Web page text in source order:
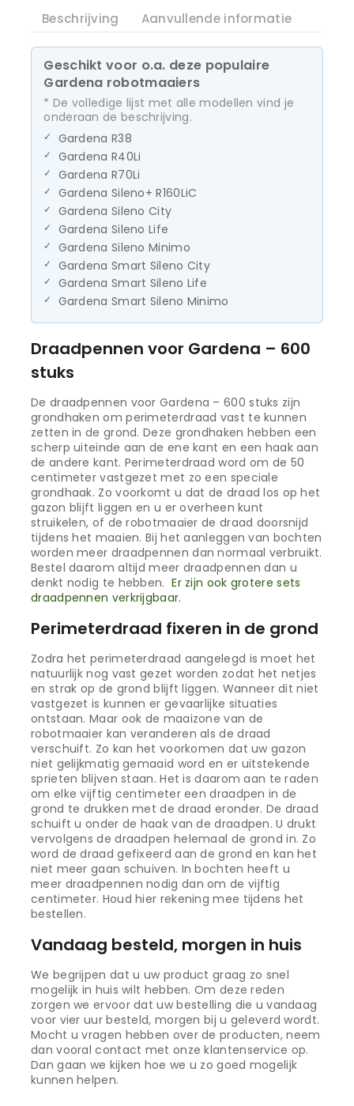
Beschrijving Aanvullende informatie
Geschikt voor o.a. deze populaire
Gardena robotmaaiers
* De volledige lijst met alle modellen vind je
onderaan de beschrijving.
Gardena R38
Gardena R40Li
Gardena R70Li
Gardena Sileno+ R160LiC
Gardena Sileno City
Gardena Sileno Life
Gardena Sileno Minimo
Gardena Smart Sileno City
Gardena Smart Sileno Life
Gardena Smart Sileno Minimo
Draadpennen voor Gardena – 600
stuks
De draadpennen voor Gardena – 600 stuks zijn
grondhaken om perimeterdraad vast te kunnen
zetten in de grond. Deze grondhaken hebben een
scherp uiteinde aan de ene kant en een haak aan
de andere kant. Perimeterdraad word om de 50
centimeter vastgezet met zo een speciale
grondhaak. Zo voorkomt u dat de draad los op het
gazon blijft liggen en u er overheen kunt
struikelen, of de robotmaaier de draad doorsnijd
tijdens het maaien. Bij het aanleggen van bochten
worden meer draadpennen dan normaal verbruikt.
Bestel daarom altijd meer draadpennen dan u
denkt nodig te hebben.Er zijn ook grotere sets
draadpennen verkrijgbaar.
Perimeterdraad fixeren in de grond
Zodra het perimeterdraad aangelegd is moet het
natuurlijk nog vast gezet worden zodat het netjes
en strak op de grond blijft liggen. Wanneer dit niet
vastgezet is kunnen er gevaarlijke situaties
ontstaan. Maar ook de maaizone van de
robotmaaier kan veranderen als de draad
verschuift. Zo kan het voorkomen dat uw gazon
niet gelijkmatig gemaaid word en er uitstekende
sprieten blijven staan. Het is daarom aan te raden
om elke vijftig centimeter een draadpen in de
grond te drukken met de draad eronder. De draad
schuift u onder de haak van de draadpen. U drukt
vervolgens de draadpen helemaal de grond in. Zo
word de draad gefixeerd aan de grond en kan het
niet meer gaan schuiven. In bochten heeft u
meer draadpennen nodig dan om de vijftig
centimeter. Houd hier rekening mee tijdens het
bestellen.
Vandaag besteld, morgen in huis
We begrijpen dat u uw product graag zo snel
mogelijk in huis wilt hebben. Om deze reden
zorgen we ervoor dat uw bestelling die u vandaag
voor vier uur besteld, morgen bij u geleverd wordt.
Mocht u vragen hebben over de producten, neem
dan vooral contact met onze klantenservice op.
Dan gaan we kijken hoe we u zo goed mogelijk
kunnen helpen.